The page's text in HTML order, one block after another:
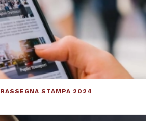
RASSEGNA STAMPA 2024